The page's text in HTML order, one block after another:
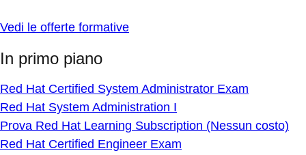
Vedi le offerte formative
In primo piano
Red Hat Certified System Administrator Exam
Red Hat System Administration I
Prova Red Hat Learning Subscription (Nessun costo)
Red Hat Certified Engineer Exam